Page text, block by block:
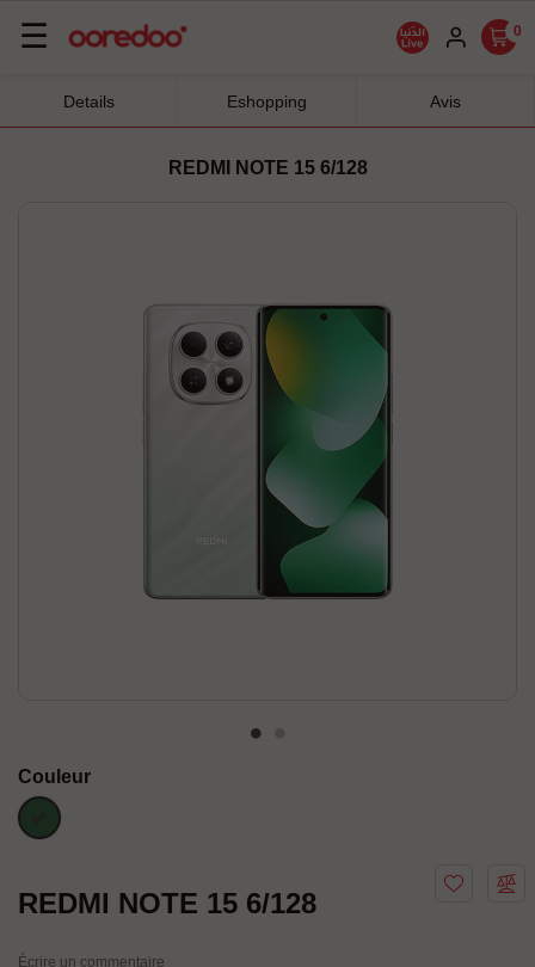
Basculer
navigation
☰ 0
REDMI NOTE 15 6/128
Couleur
Vert
REDMI NOTE 15 6/128
Écrire un commentaire
Details Eshopping Avis